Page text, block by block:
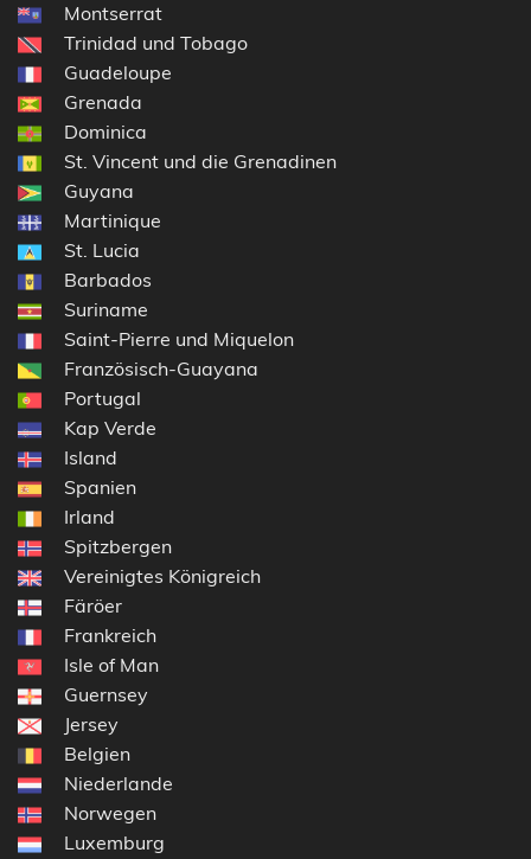
Montserrat
Trinidad und Tobago
Guadeloupe
Grenada
Dominica
St. Vincent und die Grenadinen
Guyana
Martinique
St. Lucia
Barbados
Suriname
Saint-Pierre und Miquelon
Französisch-Guayana
Portugal
Kap Verde
Island
Spanien
Irland
Spitzbergen
Vereinigtes Königreich
Färöer
Frankreich
Isle of Man
Guernsey
Jersey
Belgien
Niederlande
Norwegen
Luxemburg